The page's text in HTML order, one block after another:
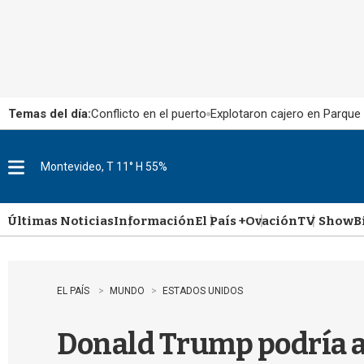
Temas del día:Conflicto en el puerto Explotaron cajero en
u
Montevideo, T 11° H 55%
Últimas NoticiasInformaciónEl País +OvaciónTV Show
EL PAÍS MUNDO ESTADOS UNIDOS
Donald Trump podría